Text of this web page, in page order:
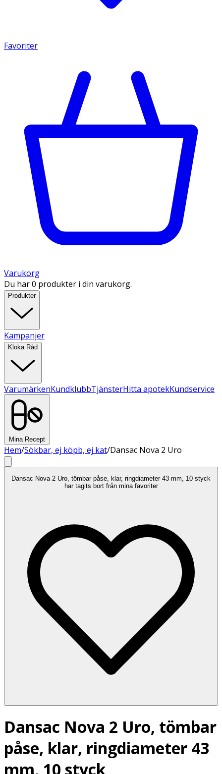
Favoriter
Varukorg
Du har 0 produkter i din varukorg.
Produkter
Kampanjer
Kloka Råd
VarumärkenKundklubbTjänsterHitta apotekKundservice
Mina Recept
Hem/Sökbar, ej köpb, ej kat/Dansac Nova 2 Uro
Dansac Nova 2 Uro, tömbar påse, klar, ringdiameter 43 mm, 10 styck
har tagits bort från mina favoriter
Dansac Nova 2 Uro, tömbar
påse, klar, ringdiameter 43
mm, 10 styck